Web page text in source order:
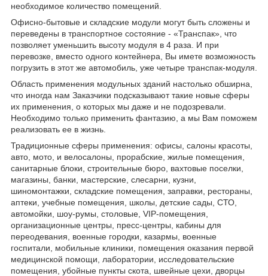
необходимое количество помещений.
Офисно-бытовые и складские модули могут быть сложены и
переведены в транспортное состояние - «Транспак», что
позволяет уменьшить высоту модуля в 4 раза. И при
перевозке, вместо одного контейнера, Вы имете возможность
погрузить в этот же автомобиль, уже четыре транспак-модуля.
Область применения модульных зданий настолько обширна,
что иногда нам Заказчики подсказывают такие новые сферы
их применения, о которых мы даже и не подозревали.
Необходимо только применить фантазию, а мы Вам поможем
реализовать ее в жизнь.
Традиционные сферы применения: офисы, салоны красоты,
авто, мото, и велосалоны, прорабские, жилые помещения,
санитарные блоки, строительные бюро, вахтовые поселки,
магазины, банки, мастерские, слесарни, кузни,
шиномонтажки, складские помещения, заправки, рестораны,
аптеки, учебные помещения, школы, детские сады, СТО,
автомойки, шоу-румы, столовые, VIP-помещения,
организационные центры, пресс-центры, кабины для
переодевания, военные городки, казармы, военные
госпитали, мобильные клиники, помещения оказания первой
медицинской помощи, лаборатории, исследовательские
помещения, убойные пункты скота, швейные цехи, дворцы